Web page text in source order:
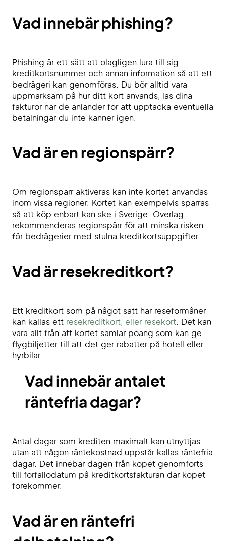
Vad innebär phishing?
Phishing är ett sätt att olagligen lura till sig
kreditkortsnummer och annan information så att ett
bedrägeri kan genomföras. Du bör alltid vara
uppmärksam på hur ditt kort används, läs dina
fakturor när de anländer för att upptäcka eventuella
betalningar du inte känner igen.
Vad är en regionspärr?
Om regionspärr aktiveras kan inte kortet användas
inom vissa regioner. Kortet kan exempelvis spärras
så att köp enbart kan ske i Sverige. Överlag
rekommenderas regionspärr för att minska risken
för bedrägerier med stulna kreditkortsuppgifter.
Vad är resekreditkort?
Ett kreditkort som på något sätt har reseförmåner
kan kallas ett resekreditkort, eller resekort . Det kan
vara allt från att kortet samlar poäng som kan ge
flygbiljetter till att det ger rabatter på hotell eller
hyrbilar.
Vad innebär antalet
räntefria dagar?
Antal dagar som krediten maximalt kan utnyttjas
utan att någon räntekostnad uppstår kallas räntefria
dagar. Det innebär dagen från köpet genomförts
till förfallodatum på kreditkortsfakturan där köpet
förekommer.
Vad är en räntefri